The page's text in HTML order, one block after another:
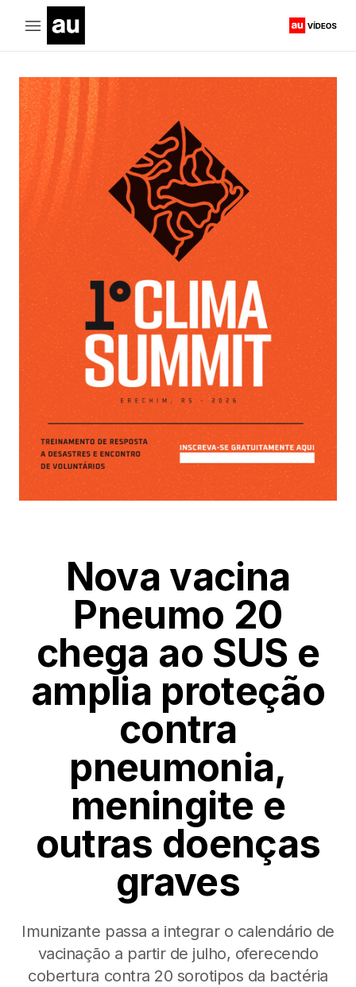
Nova vacina
Pneumo 20
chega ao SUS e
amplia proteção
contra
pneumonia,
meningite e
outras doenças
graves
Imunizante passa a integrar o calendário de
vacinação a partir de julho, oferecendo
cobertura contra 20 sorotipos da bactéria